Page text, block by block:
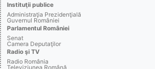
Instituţii publice
Administraţia Prezidenţială
Guvernul României
Parlamentul României
Senat
Camera Deputaţilor
Radio şi TV
Radio România
Televiziunea Română